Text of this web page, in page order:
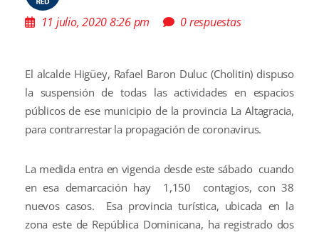
11 julio, 2020 8:26 pm
0 respuestas
El alcalde Higüey, Rafael Baron Duluc (Cholitin) dispuso
la suspensión de todas las actividades en espacios
públicos de ese municipio de la provincia La Altagracia,
para contrarrestar la propagación de coronavirus.
La medida entra en vigencia desde este sábado cuando
en esa demarcación hay 1,150 contagios, con 38
nuevos casos. Esa provincia turística, ubicada en la
zona este de República Dominicana, ha registrado dos